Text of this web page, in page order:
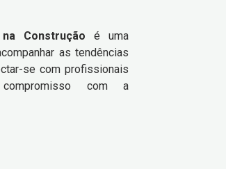
Construção é uma
as tendências
se com profissionais
com a